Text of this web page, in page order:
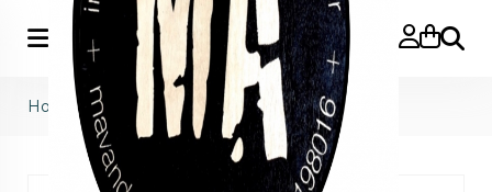
Home>Weltevree > axe